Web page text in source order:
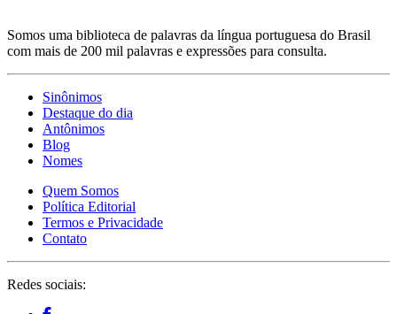
Somos uma biblioteca de palavras da língua portuguesa do Brasil
com mais de 200 mil palavras e expressões para consulta.
Sinônimos
Destaque do dia
Antônimos
Blog
Nomes
Quem Somos
Política Editorial
Termos e Privacidade
Contato
Redes sociais: